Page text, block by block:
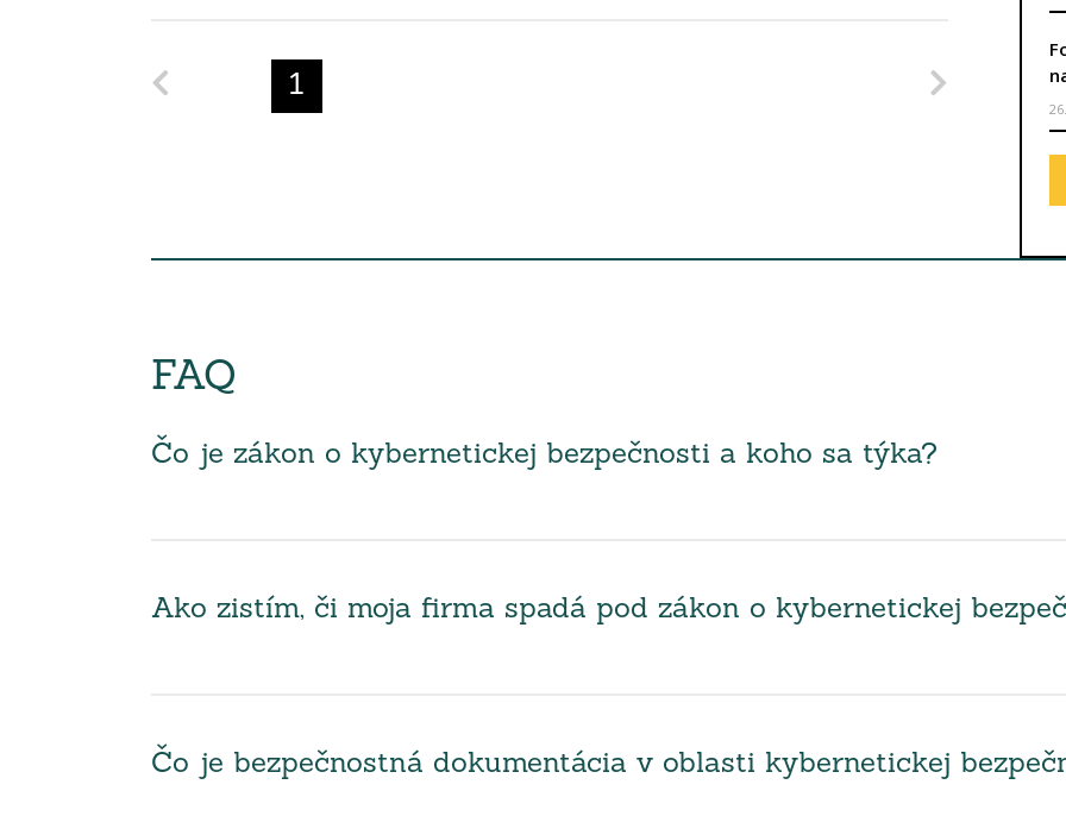
Predchádzajúca strana
1
FAQ
Čo je zákon o kybernetickej bezpečnosti a koho sa týka?
Ako zistím, či moja firma spadá pod zákon o kybernetickej
Čo je bezpečnostná dokumentácia v oblasti kybernetickej